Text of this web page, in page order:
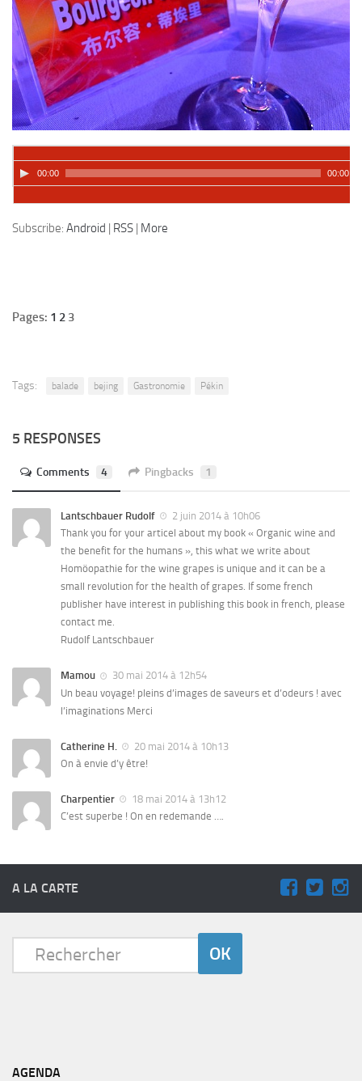
00:00 00:00
Subscribe: Android | RSS | More
Pages: 1 2 3
Tags: balade bejing Gastronomie Pékin
5 RESPONSES
Comments 4 Pingbacks 1
Lantschbauer Rudolf
2 juin 2014 à 10h06
Thank you for your articel about my book « Organic wine and
the benefit for the humans », this what we write about
Homöopathie for the wine grapes is unique and it can be a
small revolution for the health of grapes. If some french
publisher have interest in publishing this book in french, please
contact me.
Rudolf Lantschbauer
Mamou
30 mai 2014 à 12h54
Un beau voyage! pleins d’images de saveurs et d’odeurs ! avec
l’imaginations Merci
Catherine H.
20 mai 2014 à 10h13
On à envie d’y être!
Charpentier
18 mai 2014 à 13h12
C’est superbe ! On en redemande ….
A LA CARTE
AGENDA